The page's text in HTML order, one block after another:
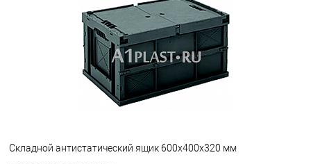
Под заказ
Складной антистатический ящик 600х400х320 мм